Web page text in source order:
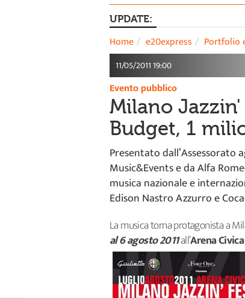
UPDATE:
Home e20express Portfolio
11/05/2011 19:00
Evento pubblico
Milano
Budget, 1
Presentato dall’Assessorato
Music&Events e da Alfa
musica nazionale e
Edison Nastro Azzurro e
La musica torna protagonista a
al 6 agosto 2011all’Arena